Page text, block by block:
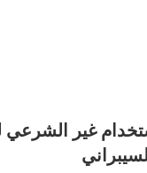
غير الشرعي